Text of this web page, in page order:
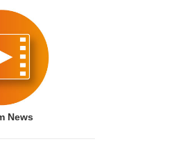
News